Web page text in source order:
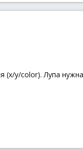
(x/y/color). Лупа